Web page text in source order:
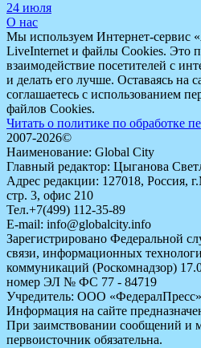
24 июля
О нас
Мы используем Интернет-сервис
LiveInternet и файлы Cookies. Это
взаимодействие посетителей с
и делать его лучше. Оставаясь на
соглашаетесь с использованием
файлов Cookies.
Читать о политике по обработке
2007-2026©
Наименование: Global City
Главный редактор: Цыганова
Адрес редакции: 127018, Россия,
стр. 3, офис 210
Тел.+7(499) 112-35-89
E-mail: info@globalcity.info
Зарегистрировано Федеральной
связи, информационных
коммуникаций (Роскомнадзор)
номер ЭЛ № ФС 77 - 84719
Учредитель: ООО «ФедералПресс»
Информация на сайте
При заимствовании сообщений и
первоисточник обязательна.